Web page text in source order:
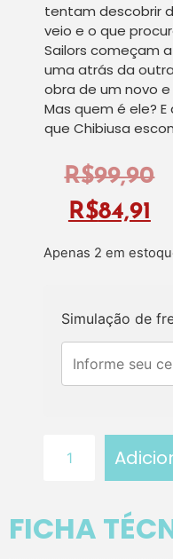
tentam descobrir
veio e o que
Sailors começam
uma atrás da
obra de um novo
Mas quem é ele?
que Chibiusa
R$99,90
R$84,91
Apenas 2 em
Simulação de
FICHA